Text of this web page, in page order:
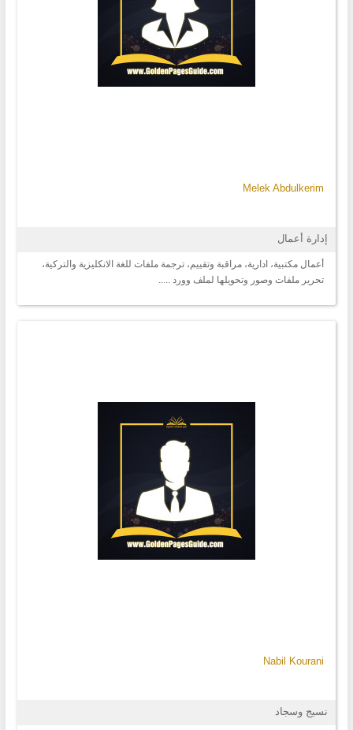
Melek Abdulkerim
إدارة أعمال
أعمال مكتبية، ادارية، مراقبة وتقييم، ترجمة ملفات للغة الانكليزية والتركية،
تحرير ملفات وصور وتحويلها لملف وورد .....
Nabil Kourani
نسيج وسجاد